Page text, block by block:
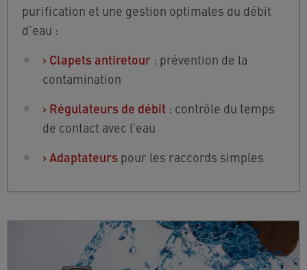
purification et une gestion optimales du débit
d’eau :
› Clapets antiretour : prévention de la
contamination
› Régulateurs de débit : contrôle du temps
de contact avec l’eau
› Adaptateurs pour les raccords simples